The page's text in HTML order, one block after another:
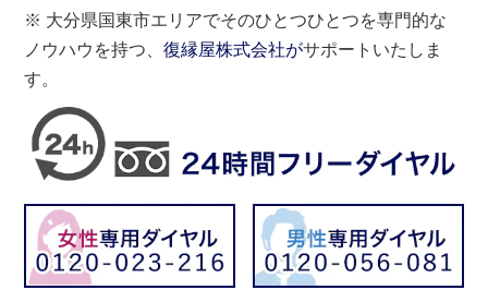
※ 大分県国東市エリアでそのひとつひとつを専門的な
ノウハウを持つ、復縁屋株式会社がサポートいたしま
す。